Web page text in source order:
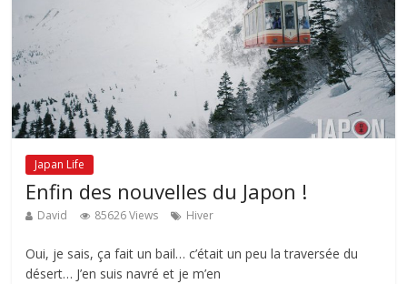
Japan Life
Enfin des nouvelles du Japon !
David 85626 Views Hiver
Oui, je sais, ça fait un bail… c’était un peu la traversée du
désert… J’en suis navré et je m’en